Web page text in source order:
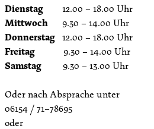
Dienstag 12.00 – 18.00 Uhr
Mittwoch 9.30 – 14.00 Uhr
Donnerstag 12.00 – 18.00 Uhr
Freitag 9.30 – 14.00 Uhr
Samstag 9.30 – 13.00 Uhr
Oder nach Absprache unter
06154 / 71–78695
oder